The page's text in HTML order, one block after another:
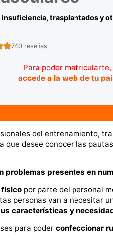
trasplantados y
740 reseñas
Para poder matricularte,
accede a la web de tu
del entrenamiento,
desee conocer las
presentes en
físico por parte del personal
personas van a necesitar
características y
para poder confeccionar